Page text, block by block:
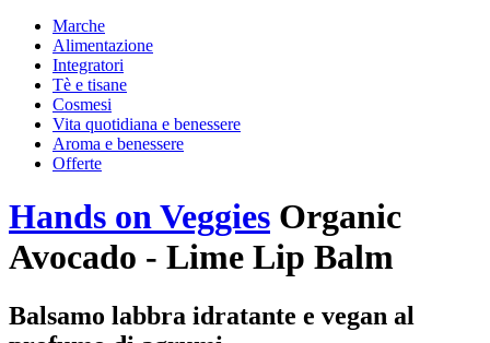
Marche
Alimentazione
Integratori
Tè e tisane
Cosmesi
Vita quotidiana e benessere
Aroma e benessere
Offerte
Hands on Veggies Organic
Avocado - Lime Lip Balm
Balsamo labbra idratante e vegan al